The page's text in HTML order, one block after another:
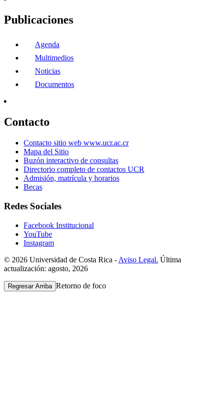
Publicaciones
Agenda
Multimedios
Noticias
Documentos
Contacto
Contacto sitio web www.ucr.ac.cr
Mapa del Sitio
Buzón interactivo de consultas
Directorio completo de contactos UCR
Admisión, matrícula y horarios
Becas
Redes Sociales
Facebook Institucional
YouTube
Instagram
© 2026 Universidad de Costa Rica - Aviso Legal. Última
actualización: agosto, 2026
Regresar Arriba Retorno de foco